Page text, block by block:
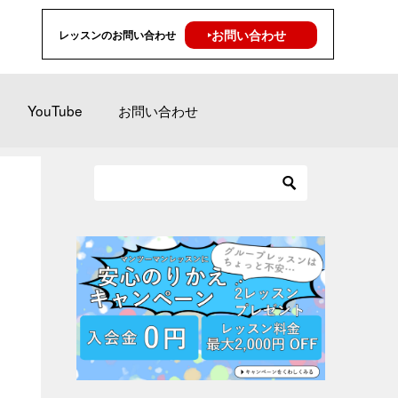
レッスンのお問い合わせ ‣お問い合わせ
YouTube お問い合わせ